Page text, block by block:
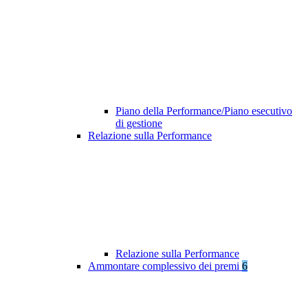
Piano della Performance/Piano esecutivo
di gestione
Relazione sulla Performance
Relazione sulla Performance
Ammontare complessivo dei premi 6